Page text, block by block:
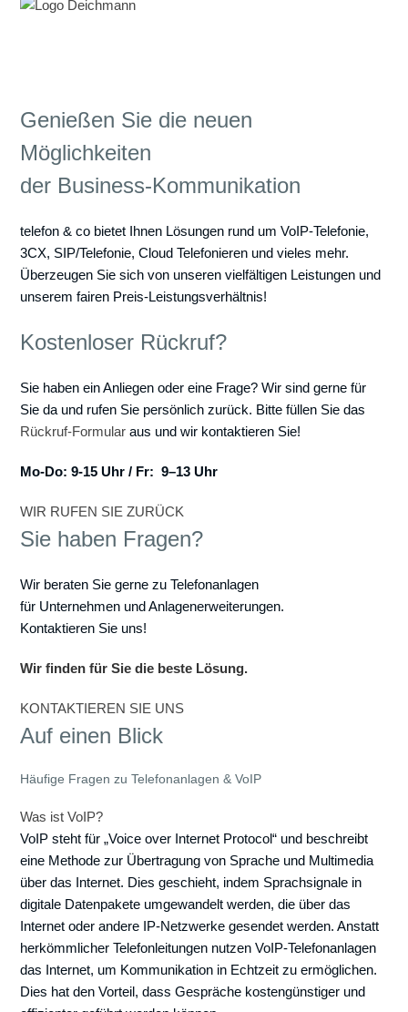
Genießen Sie die neuen
Möglichkeiten
der Business-Kommunikation
telefon & co bietet Ihnen Lösungen rund um VoIP-Telefonie,
3CX, SIP/Telefonie, Cloud Telefonieren und vieles mehr.
Überzeugen Sie sich von unseren vielfältigen Leistungen und
unserem fairen Preis-Leistungsverhältnis!
Kostenloser Rückruf?
Sie haben ein Anliegen oder eine Frage? Wir sind gerne für
Sie da und rufen Sie persönlich zurück. Bitte füllen Sie das
Rückruf-Formularaus und wir kontaktieren Sie!
Mo-Do: 9-15 Uhr / Fr: 9–13 Uhr
WIR RUFEN SIE ZURÜCK
Sie haben Fragen?
Wir beraten Sie gerne zu Telefonanlagen
für Unternehmen und Anlagenerweiterungen.
Kontaktieren Sie uns!
Wir finden für Sie die beste Lösung.
KONTAKTIEREN SIE UNS
Auf einen Blick
Häufige Fragen zu Telefonanlagen & VoIP
Was ist VoIP?
VoIP steht für „Voice over Internet Protocol“ und beschreibt
eine Methode zur Übertragung von Sprache und Multimedia
über das Internet. Dies geschieht, indem Sprachsignale in
digitale Datenpakete umgewandelt werden, die über das
Internet oder andere IP-Netzwerke gesendet werden. Anstatt
herkömmlicher Telefonleitungen nutzen VoIP-Telefonanlagen
das Internet, um Kommunikation in Echtzeit zu ermöglichen.
Dies hat den Vorteil, dass Gespräche kostengünstiger und